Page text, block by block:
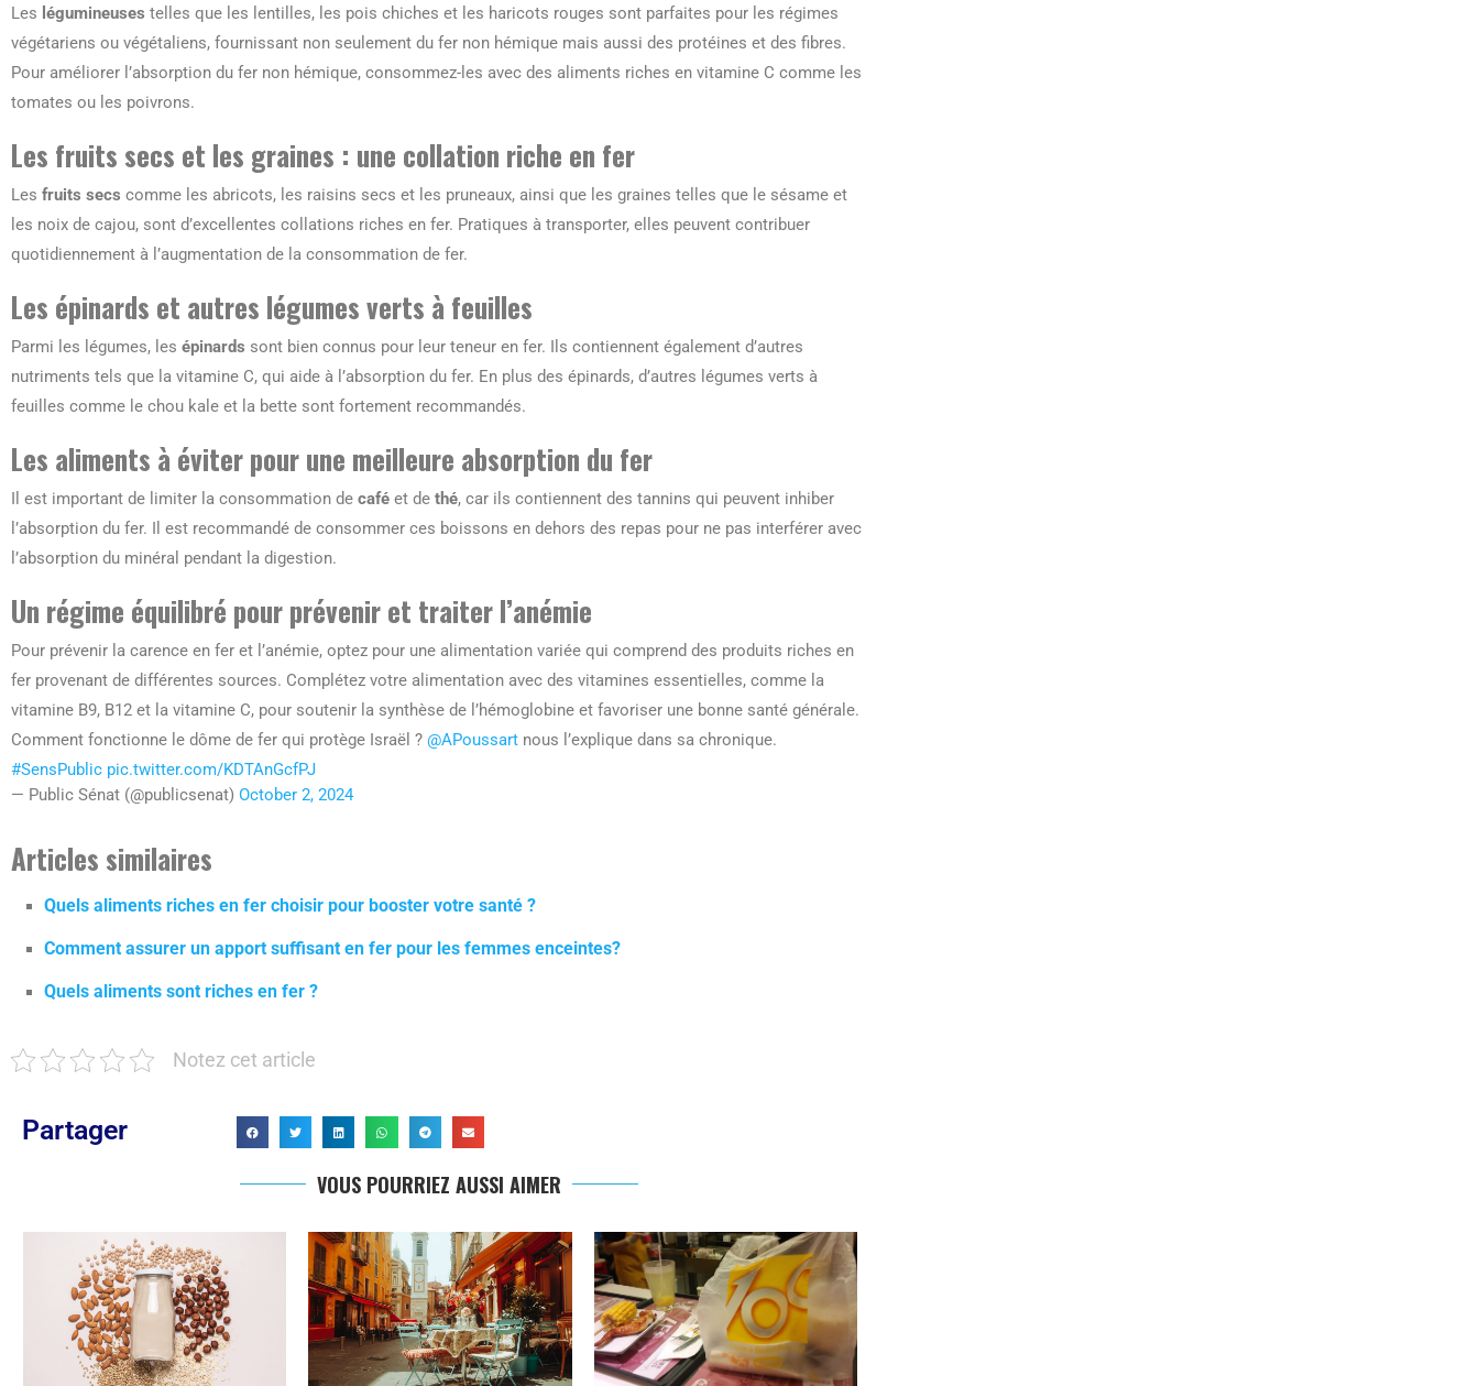
Les légumineuses telles que les lentilles, les pois chiches et les haricots rouges sont parfaites pour les régimes
végétariens ou végétaliens, fournissant non seulement du fer non hémique mais aussi des protéines et des fibres.
Pour améliorer l’absorption du fer non hémique, consommez-les avec des aliments riches en vitamine C comme les
tomates ou les poivrons.
Les fruits secs et les graines : une collation riche en fer
Les fruits secs comme les abricots, les raisins secs et les pruneaux, ainsi que les graines telles que le sésame et
les noix de cajou, sont d’excellentes collations riches en fer. Pratiques à transporter, elles peuvent contribuer
quotidiennement à l’augmentation de la consommation de fer.
Les épinards et autres légumes verts à feuilles
Parmi les légumes, les épinards sont bien connus pour leur teneur en fer. Ils contiennent également d’autres
nutriments tels que la vitamine C, qui aide à l’absorption du fer. En plus des épinards, d’autres légumes verts à
feuilles comme le chou kale et la bette sont fortement recommandés.
Les aliments à éviter pour une meilleure absorption du fer
Il est important de limiter la consommation de café et de thé, car ils contiennent des tannins qui peuvent inhiber
l’absorption du fer. Il est recommandé de consommer ces boissons en dehors des repas pour ne pas interférer avec
l’absorption du minéral pendant la digestion.
Un régime équilibré pour prévenir et traiter l’anémie
Pour prévenir la carence en fer et l’anémie, optez pour une alimentation variée qui comprend des produits riches en
fer provenant de différentes sources. Complétez votre alimentation avec des vitamines essentielles, comme la
vitamine B9, B12 et la vitamine C, pour soutenir la synthèse de l’hémoglobine et favoriser une bonne santé générale.
Comment fonctionne le dôme de fer qui protège Israël ? @APoussart nous l’explique dans sa chronique.
#SensPublic pic.twitter.com/KDTAnGcfPJ
— Public Sénat (@publicsenat) October 2, 2024
Articles similaires
Quels aliments riches en fer choisir pour booster votre santé ?
Comment assurer un apport suffisant en fer pour les femmes enceintes?
Quels aliments sont riches en fer ?
Notez cet article
Partager
VOUS POURRIEZ AUSSI AIMER